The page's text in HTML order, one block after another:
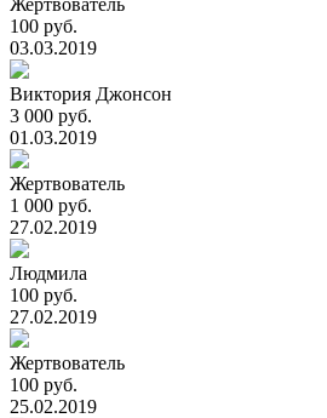
Жертвователь
100 руб.
03.03.2019
Виктория Джонсон
3 000 руб.
01.03.2019
Жертвователь
1 000 руб.
27.02.2019
Людмила
100 руб.
27.02.2019
Жертвователь
100 руб.
25.02.2019